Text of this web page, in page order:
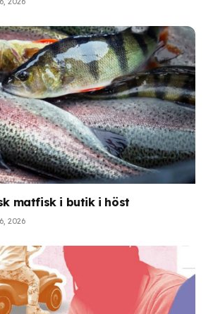
matfisk i butik i höst
2026